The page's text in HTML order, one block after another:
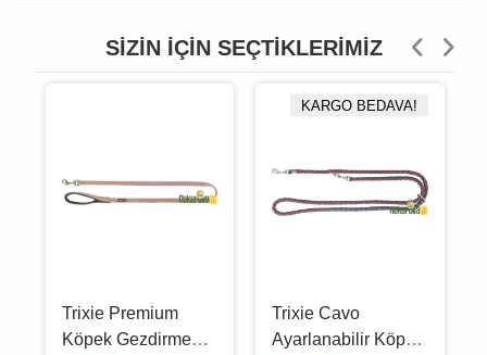
SIZIN İÇIN SEÇTIKLERIMIZ
Trixie Premium
Köpek Gezdirme
KARGO BEDAVA!
Trixie Cavo
Ayarlanabilir Köpek